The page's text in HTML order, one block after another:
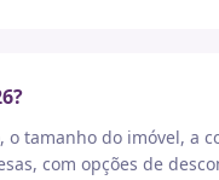
tamanho do imóvel, a
com opções de